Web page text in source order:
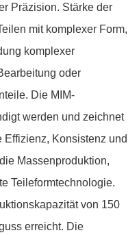
Präzision. Stärke der
mit komplexer Form,
komplexer
oder
Die MIM-
werden und zeichnet
Konsistenz und
Massenproduktion,
Teileformtechnologie.
von 150
erreicht. Die